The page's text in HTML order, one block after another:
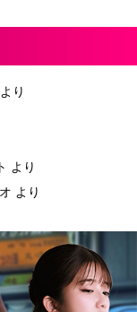
より
より
より